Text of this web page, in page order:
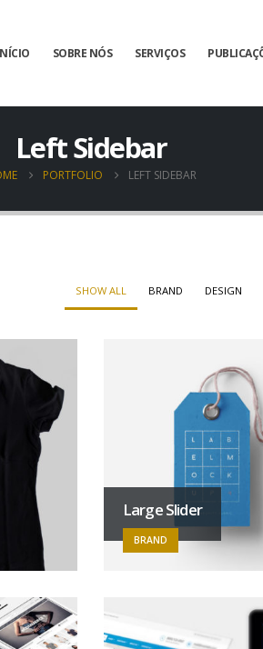
SOBRE NÓS SERVIÇOS
Left Sidebar
PORTFOLIO LEFT SIDEBAR
SHOW ALL BRAND DESIGN
Large Slider
BRAND